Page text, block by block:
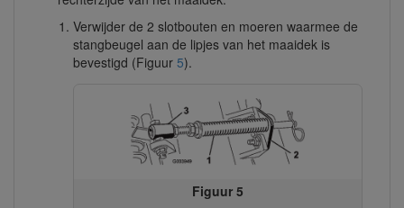
Verwijder de 2 slotbouten en moeren waarmee de
stangbeugel aan de lipjes van het maaidek is
bevestigd (Figuur 5).
Figuur 5